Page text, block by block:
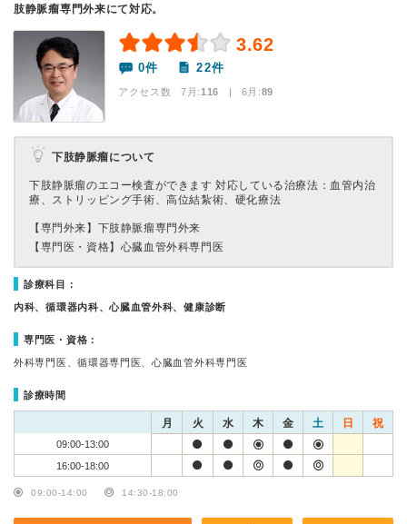
肢静脈瘤専門外来にて対応。
3.62
0件 22件
アクセス数 7月:116 | 6月:89
下肢静脈瘤について
下肢静脈瘤のエコー検査ができます 対応している治療法：血管内治
療、ストリッピング手術、高位結紮術、硬化療法
【専門外来】 下肢静脈瘤専門外来
【専門医・資格】 心臓血管外科専門医
診療科目：
内科、循環器内科、心臓血管外科、健康診断
専門医・資格：
外科専門医、循環器専門医、心臓血管外科専門医
診療時間
月 火 水 木 金 土 日 祝
09:00-13:00
16:00-18:00
09:00-14:00 14:30-18:00